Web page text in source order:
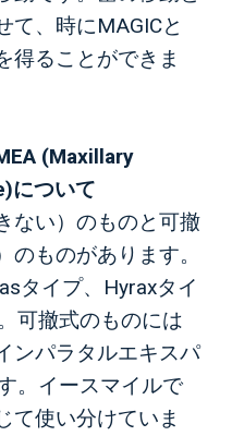
て、時にMAGICと
得ることができま
(Maxillary
について
ない）のものと可撤
ものがあります。
タイプ、Hyraxタイ
可撤式のものには
ンパラタルエキスパ
。イースマイルで
て使い分けていま